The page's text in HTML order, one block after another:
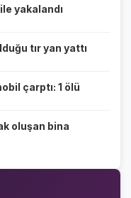
yakalandı
tır yan yattı
çarptı: 1 ölü
oluşan bina